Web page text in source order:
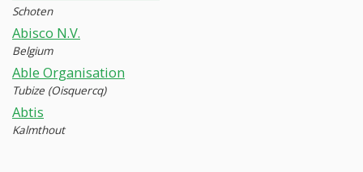
Schoten
Abisco N.V.
Belgium
Able Organisation
Tubize (Oisquercq)
Abtis
Kalmthout